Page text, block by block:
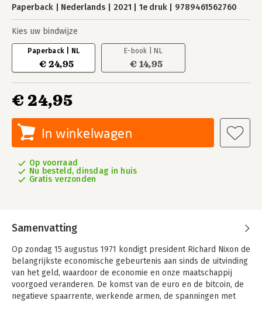
Paperback Nederlands 2021 1e druk 9789461562760
Kies uw bindwijze
Paperback | NL
€ 24,95
E-book | NL
€ 14,95
€ 24,95
In winkelwagen
Op voorraad
Nu besteld, dinsdag in huis
Gratis verzonden
Samenvatting
Op zondag 15 augustus 1971 kondigt president Richard Nixon de
belangrijkste economische gebeurtenis aan sinds de uitvinding
van het geld, waardoor de economie en onze maatschappij
voorgoed veranderen. De komst van de euro en de bitcoin, de
negatieve spaarrente, werkende armen, de spanningen met